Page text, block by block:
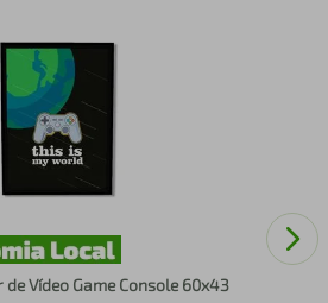
Vídeo Game Console 60x43